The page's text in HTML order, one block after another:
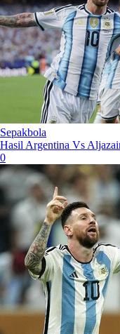
Sepakbola
Hasil Argentina Vs
0